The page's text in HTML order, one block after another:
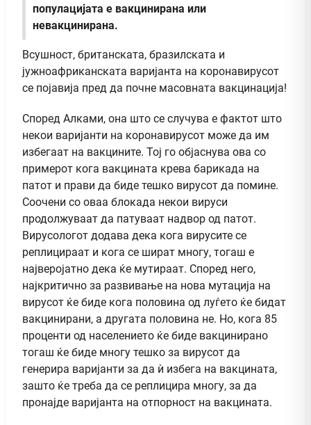
популацијата е вакцинирана или
невакцинирана.
Всушност, британската, бразилската и
јужноафриканската варијанта на коронавирусот
се појавија пред да почне масовната вакцинација!
Според Алками, она што се случува е фактот што
некои варијанти на коронавирусот може да им
избегаат на вакцините. Тој го објаснува ова со
примерот кога вакцината крева барикада на
патот и прави да биде тешко вирусот да помине.
Соочени со оваа блокада некои вируси
продолжуваат да патуваат надвор од патот.
Вирусологот додава дека кога вирусите се
реплицираат и кога се шират многу, тогаш е
најверојатно дека ќе мутираат. Според него,
најкритично за развивање на нова мутација на
вирусот ќе биде кога половина од луѓето ќе бидат
вакцинирани, а другата половина не. Но, кога 85
проценти од населението ќе биде вакцинирано
тогаш ќе биде многу тешко за вирусот да
генерира варијанти за да ѝ избега на вакцината,
зашто ќе треба да се реплицира многу, за да
пронајде варијанта на отпорност на вакцината.